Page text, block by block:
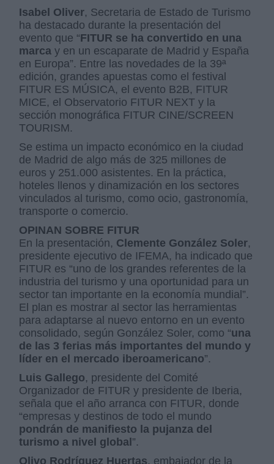
Isabel Oliver, Secretaria de Estado de Turismo
ha destacado durante la presentación del
evento que “FITUR se ha convertido en una
marca y en un escaparate de Madrid y España
en Europa”. Entre las novedades de la 39ª
edición, grandes apuestas como el festival
FITUR ES MÚSICA, el evento B2B, FITUR
MICE, el Observatorio FITUR NEXT y la
sección monográfica FITUR CINE/SCREEN
TOURISM.
Se estima un impacto económico en la ciudad
de Madrid de algo más de 325 millones de
euros y 251.000 asistentes. En la práctica,
hoteles llenos y dinamización en los sectores
vinculados al turismo, como ocio, gastronomía,
transporte o comercio.
OPINAN SOBRE FITUR
En la presentación, Clemente González Soler,
presidente ejecutivo de IFEMA, ha indicado que
FITUR es “uno de los grandes referentes de la
industria del turismo y una oportunidad para un
sector tan importante en la economía mundial”.
El plan es mostrar al sector las herramientas
para adaptarse al nuevo entorno en un evento
consolidado, según González Soler, como “una
de las 3 ferias más importantes del mundo y
líder en el mercado iberoamericano”.
Luis Gallego, presidente del Comité
Organizador de FITUR y presidente de Iberia,
señala que el año arranca con FITUR, donde
“empresas y destinos de todo el mundo
pondrán de manifiesto la pujanza del
turismo a nivel global”.
Olivo Rodríguez Huertas, embajador de la